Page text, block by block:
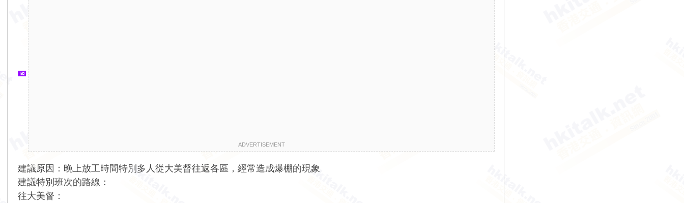
ADVERTISEMENT
建議原因：晚上放工時間特別多人從大美督往返各區，經常造成爆棚的現象
建議特別班次的路線：
往大美督：